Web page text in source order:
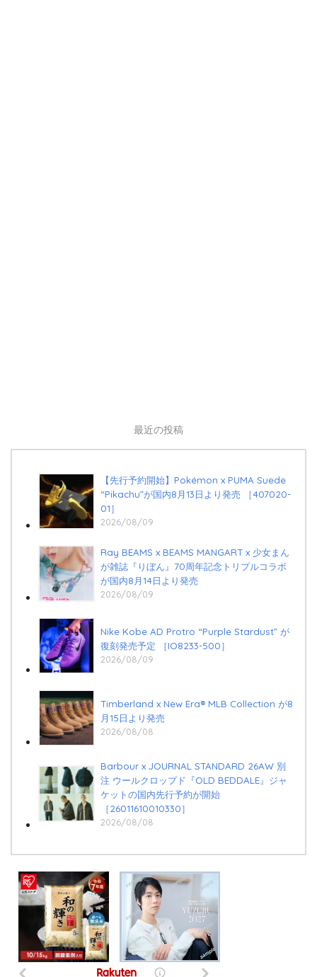
最近の投稿
【先行予約開始】Pokémon x PUMA Suede
“Pikachu”が国内8月13日より発売 ［407020-
01］
2026/08/09
Ray BEAMS x BEAMS MANGART x 少女まん
が雑誌『りぼん』70周年記念トリプルコラボ
が国内8月14日より発売
2026/08/09
Nike Kobe AD Protro “Purple Stardust” が
復刻発売予定 ［IO8233-500］
2026/08/09
Timberland x New Era®︎ MLB Collection が8
月15日より発売
2026/08/08
Barbour x JOURNAL STANDARD 26AW 別
注 ウールクロップド『OLD BEDDALE』ジャ
ケットの国内先行予約が開始
［26011610010330］
2026/08/08